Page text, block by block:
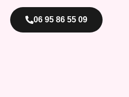
06 95 86 55 09